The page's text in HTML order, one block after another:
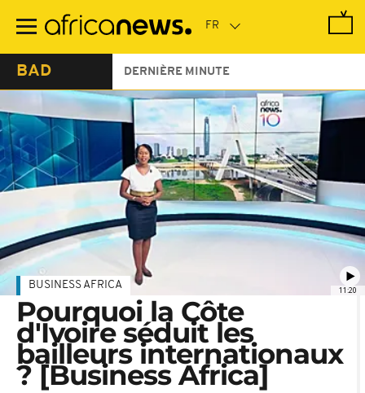
contenu
BAD DERNIÈRE MINUTE
11:20
BUSINESS AFRICA
Pourquoi la Côte
d'Ivoire séduit les
bailleurs internationaux
? [Business Africa]